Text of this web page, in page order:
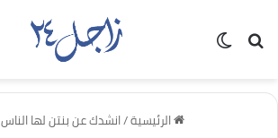
بحث عن
الرئيسية/انشدك عن بنتن لها